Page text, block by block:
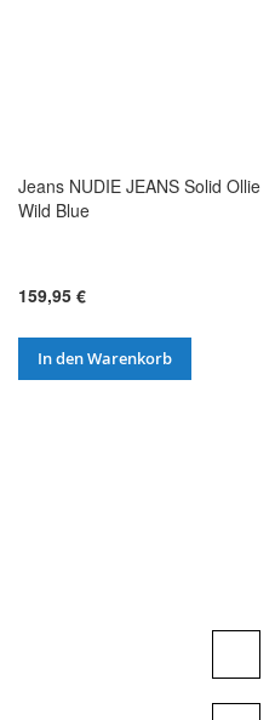
Jeans NUDIE JEANS Solid Ollie
Wild Blue
159,95 €
In den Warenkorb